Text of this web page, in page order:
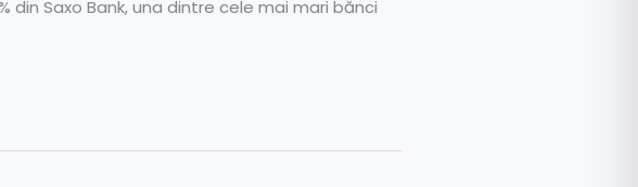
din Saxo Bank, una dintre cele mai mari bănci